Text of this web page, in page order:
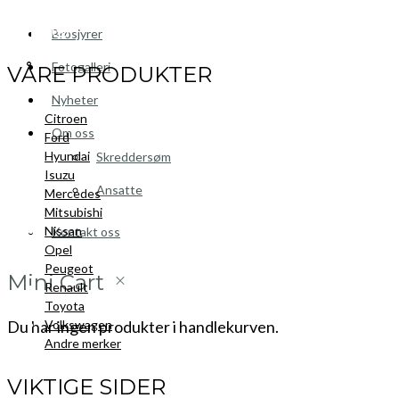
Brosjyrer
Fotogalleri
Nyheter
Om oss
Skreddersøm
Ansatte
Kontakt oss
Mini Cart
Du har ingen produkter i handlekurven.
Facebook
LinkedIn
Instagram
VÅRE PRODUKTER
Citroen
Ford
Hyundai
Isuzu
Mercedes
Mitsubishi
Nissan
Opel
Peugeot
Renault
Toyota
Volkswagen
Andre merker
VIKTIGE SIDER